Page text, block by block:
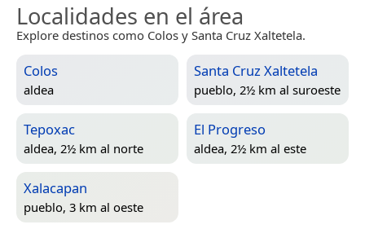
Localidades en el área
Explore destinos como Colos y Santa Cruz Xaltetela.
Colos
aldea
Santa Cruz Xaltetela
pueblo, 2½ km al suroeste
Tepoxac
aldea, 2½ km al norte
El Progreso
aldea, 2½ km al este
Xalacapan
pueblo, 3 km al oeste